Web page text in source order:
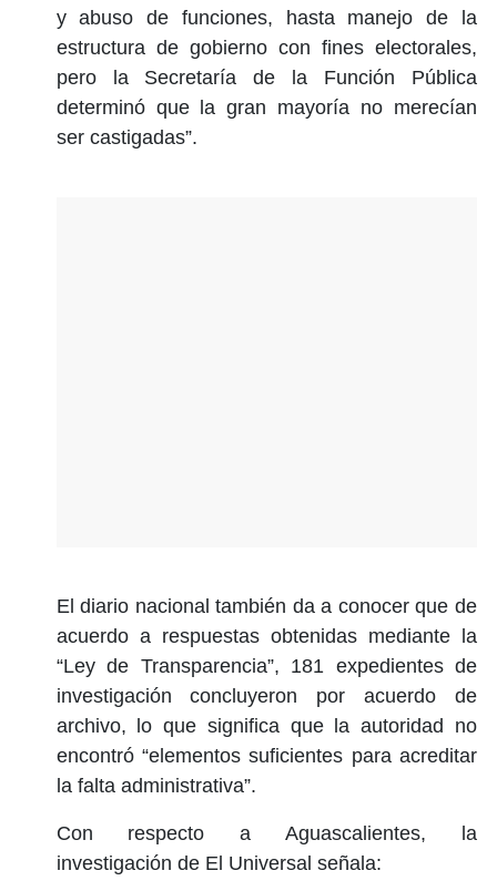
y abuso de funciones, hasta manejo de la
estructura de gobierno con fines electorales,
pero la Secretaría de la Función Pública
determinó que la gran mayoría no merecían
ser castigadas”.
El diario nacional también da a conocer que de
acuerdo a respuestas obtenidas mediante la
“Ley de Transparencia”, 181 expedientes de
investigación concluyeron por acuerdo de
archivo, lo que significa que la autoridad no
encontró “elementos suficientes para acreditar
la falta administrativa”.
Con respecto a Aguascalientes, la
investigación de El Universal señala: